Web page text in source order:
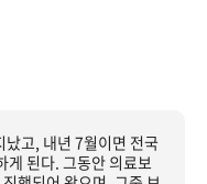
났고, 내년 7월이면 전국
게 된다. 그동안 의료보